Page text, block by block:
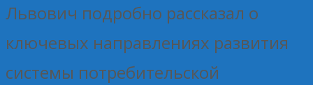
Львович подробно рассказал о
ключевых направлениях развития
системы потребительской